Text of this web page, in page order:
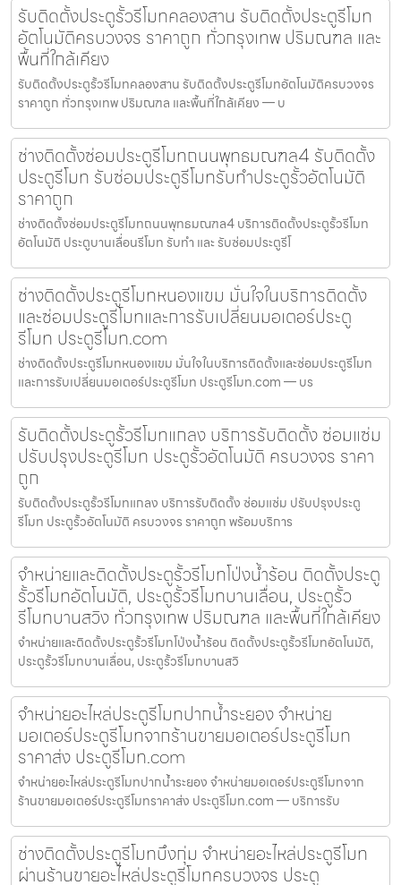
รับติดตั้งประตูรั้วรีโมทคลองสาน รับติดตั้งประตูรีโมท
อัตโนมัติครบวงจร ราคาถูก ทั่วกรุงเทพ ปริมณฑล และ
พื้นที่ใกล้เคียง
รับติดตั้งประตูรั้วรีโมทคลองสาน รับติดตั้งประตูรีโมทอัตโนมัติครบวงจร
ราคาถูก ทั่วกรุงเทพ ปริมณฑล และพื้นที่ใกล้เคียง — บ
ช่างติดตั้งซ่อมประตูรีโมทถนนพุทธมณฑล4 รับติดตั้ง
ประตูรีโมท รับซ่อมประตูรีโมทรับทำประตูรั้วอัตโนมัติ
ราคาถูก
ช่างติดตั้งซ่อมประตูรีโมทถนนพุทธมณฑล4 บริการติดตั้งประตูรั้วรีโมท
อัตโนมัติ ประตูบานเลื่อนรีโมท รับทำ และ รับซ่อมประตูรีโ
ช่างติดตั้งประตูรีโมทหนองแขม มั่นใจในบริการติดตั้ง
และซ่อมประตูรีโมทและการรับเปลี่ยนมอเตอร์ประตู
รีโมท ประตูรีโมท.com
ช่างติดตั้งประตูรีโมทหนองแขม มั่นใจในบริการติดตั้งและซ่อมประตูรีโมท
และการรับเปลี่ยนมอเตอร์ประตูรีโมท ประตูรีโมท.com — บร
รับติดตั้งประตูรั้วรีโมทแกลง บริการรับติดตั้ง ซ่อมแซ่ม
ปรับปรุงประตูรีโมท ประตูรั้วอัตโนมัติ ครบวงจร ราคา
ถูก
รับติดตั้งประตูรั้วรีโมทแกลง บริการรับติดตั้ง ซ่อมแซ่ม ปรับปรุงประตู
รีโมท ประตูรั้วอัตโนมัติ ครบวงจร ราคาถูก พร้อมบริการ
จำหน่ายและติดตั้งประตูรั้วรีโมทโป่งน้ำร้อน ติดตั้งประตู
รั้วรีโมทอัตโนมัติ, ประตูรั้วรีโมทบานเลื่อน, ประตูรั้ว
รีโมทบานสวิง ทั่วกรุงเทพ ปริมณฑล และพื้นที่ใกล้เคียง
จำหน่ายและติดตั้งประตูรั้วรีโมทโป่งน้ำร้อน ติดตั้งประตูรั้วรีโมทอัตโนมัติ,
ประตูรั้วรีโมทบานเลื่อน, ประตูรั้วรีโมทบานสวิ
จำหน่ายอะไหล่ประตูรีโมทปากน้ำระยอง จำหน่าย
มอเตอร์ประตูรีโมทจากร้านขายมอเตอร์ประตูรีโมท
ราคาส่ง ประตูรีโมท.com
จำหน่ายอะไหล่ประตูรีโมทปากน้ำระยอง จำหน่ายมอเตอร์ประตูรีโมทจาก
ร้านขายมอเตอร์ประตูรีโมทราคาส่ง ประตูรีโมท.com — บริการรับ
ช่างติดตั้งประตูรีโมทบึงกุ่ม จำหน่ายอะไหล่ประตูรีโมท
ผ่านร้านขายอะไหล่ประตูรีโมทครบวงจร ประตู